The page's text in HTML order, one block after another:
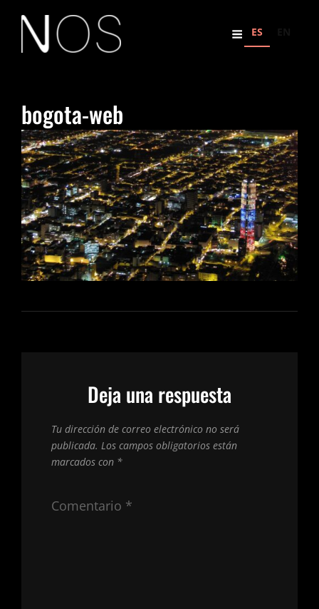
ES
bogota-web
Deja una respuesta
Tu dirección de correo electrónico no será
publicada. Los campos obligatorios están
marcados con *
Comentario *